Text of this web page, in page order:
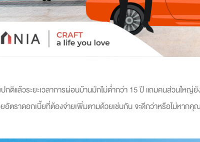
ติแล้วระยะเวลาการผ่อนบ้านมักไม่ต่ำกว่า 15 ปี แถมคนส่วนใหญ่
อัตราดอกเบี้ยที่ต้องจ่ายเพิ่มตามด้วยเช่นกัน จะดีกว่าหรือไม่หาก